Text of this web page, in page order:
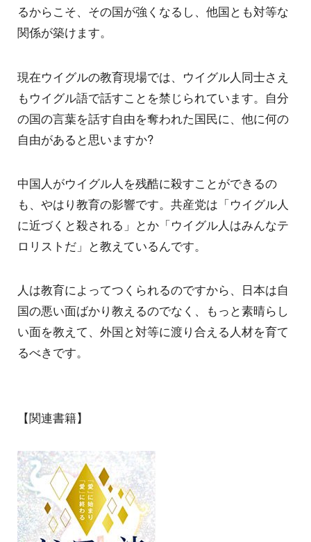
るからこそ、その国が強くなるし、他国とも対等な
関係が築けます。
現在ウイグルの教育現場では、ウイグル人同士さえ
もウイグル語で話すことを禁じられています。自分
の国の言葉を話す自由を奪われた国民に、他に何の
自由があると思いますか?
中国人がウイグル人を残酷に殺すことができるの
も、やはり教育の影響です。共産党は「ウイグル人
に近づくと殺される」とか「ウイグル人はみんなテ
ロリストだ」と教えているんです。
人は教育によってつくられるのですから、日本は自
国の悪い面ばかり教えるのでなく、もっと素晴らし
い面を教えて、外国と対等に渡り合える人材を育て
るべきです。
【関連書籍】